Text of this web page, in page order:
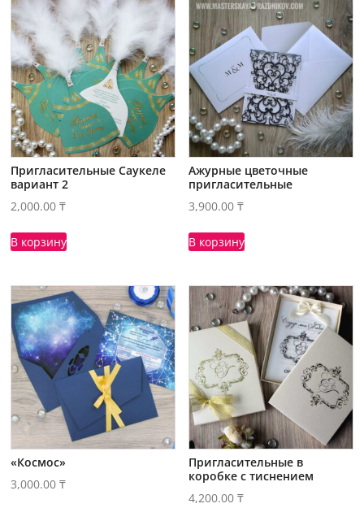
Пригласительные Саукеле
вариант 2
2,000.00₸
В корзину
Ажурные цветочные
пригласительные
3,900.00₸
В корзину
«Космос»
3,000.00₸
Пригласительные в
коробке с тиснением
4,200.00₸